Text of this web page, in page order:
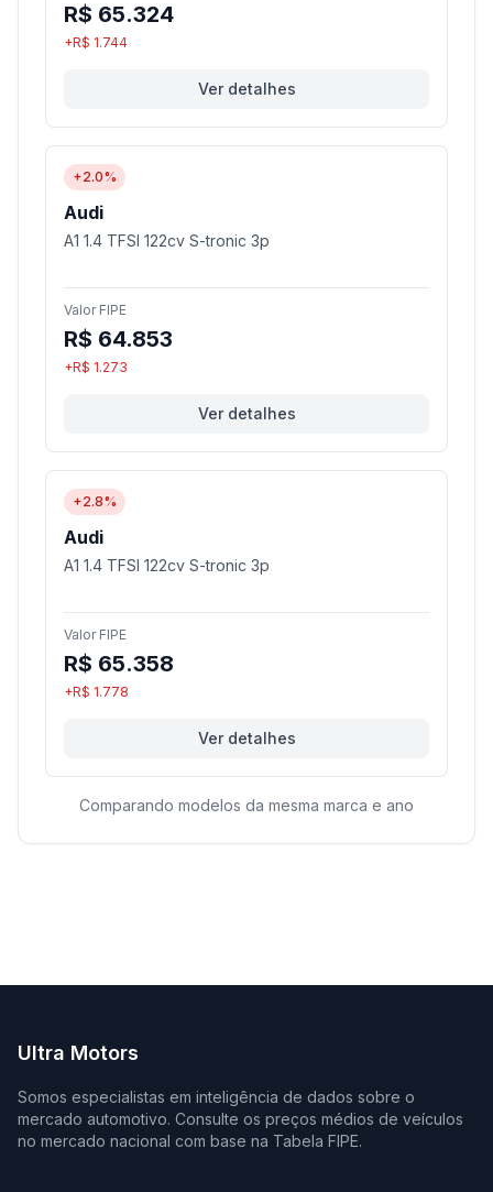
R$ 65.324
+R$ 1.744
Ver detalhes
+2.0%
Audi
A1 1.4 TFSI 122cv S-tronic 3p
Valor FIPE
R$ 64.853
+R$ 1.273
Ver detalhes
+2.8%
Audi
A1 1.4 TFSI 122cv S-tronic 3p
Valor FIPE
R$ 65.358
+R$ 1.778
Ver detalhes
Comparando modelos da mesma marca e ano
Ultra Motors
Somos especialistas em inteligência de dados sobre o
mercado automotivo. Consulte os preços médios de veículos
no mercado nacional com base na Tabela FIPE.